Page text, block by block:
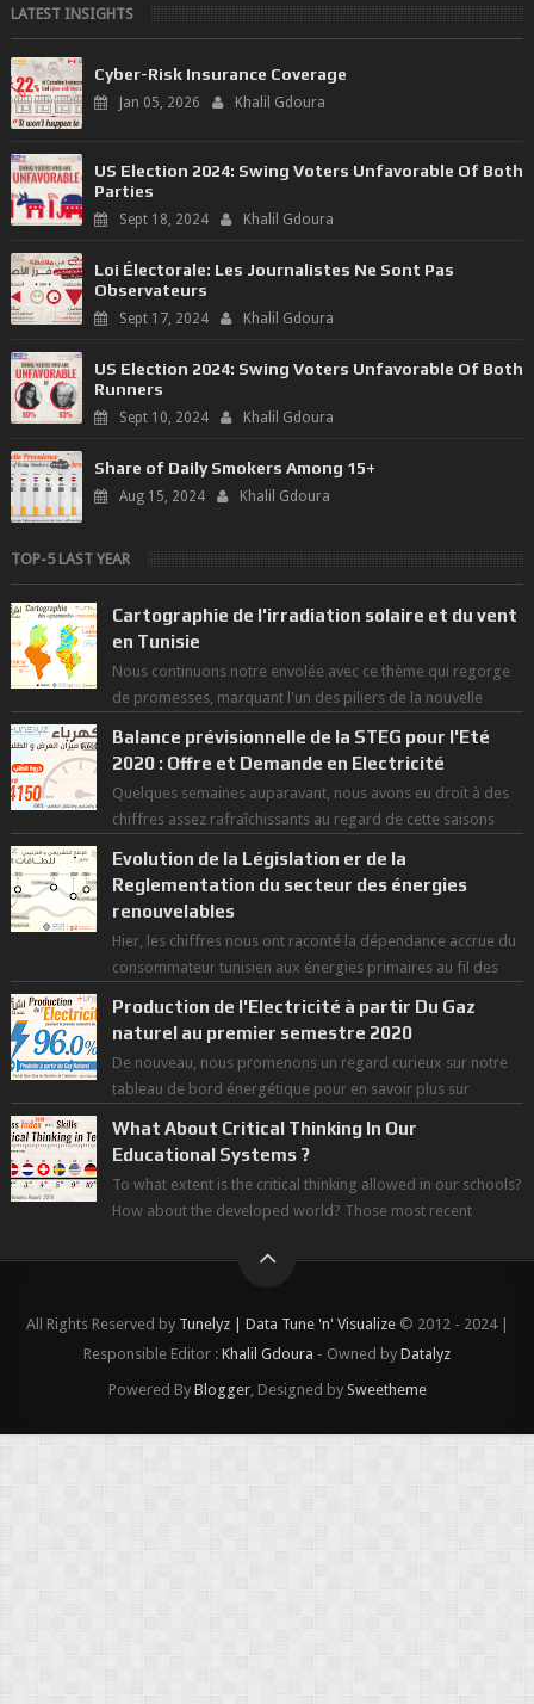
LATEST INSIGHTS
Cyber-Risk Insurance Coverage
Jan 05, 2026 Khalil Gdoura
US Election 2024: Swing Voters Unfavorable Of Both
Parties
Sept 18, 2024 Khalil Gdoura
Loi Électorale: Les Journalistes Ne Sont Pas
Observateurs
Sept 17, 2024 Khalil Gdoura
US Election 2024: Swing Voters Unfavorable Of Both
Runners
Sept 10, 2024 Khalil Gdoura
Share of Daily Smokers Among 15+
Aug 15, 2024 Khalil Gdoura
TOP-5 LAST YEAR
Cartographie de l'irradiation solaire et du vent
en Tunisie
Nous continuons notre envolée avec ce thème qui regorge
de promesses, marquant l'un des piliers de la nouvelle
Balance prévisionnelle de la STEG pour l'Eté
2020 : Offre et Demande en Electricité
Quelques semaines auparavant, nous avons eu droit à des
chiffres assez rafraîchissants au regard de cette saisons
Evolution de la Législation er de la
Reglementation du secteur des énergies
renouvelables
Hier, les chiffres nous ont raconté la dépendance accrue du
consommateur tunisien aux énergies primaires au fil des
Production de l'Electricité à partir Du Gaz
naturel au premier semestre 2020
De nouveau, nous promenons un regard curieux sur notre
tableau de bord énergétique pour en savoir plus sur
What About Critical Thinking In Our
Educational Systems ?
To what extent is the critical thinking allowed in our schools?
How about the developed world? Those most recent
All Rights Reserved by Tunelyz | Data Tune 'n' Visualize© 2012 - 2024 |
Responsible Editor : Khalil Gdoura - Owned by Datalyz
Powered By Blogger, Designed by Sweetheme